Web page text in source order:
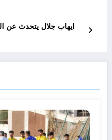
ايهاب جلال يتحدث عن